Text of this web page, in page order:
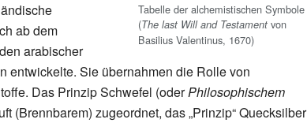
Tabelle der alchemistischen Symbole
(The last Will and Testament von
Basilius Valentinus, 1670)
ab dem
arabischer
entwickelte. Sie übernahmen die Rolle von
Das Prinzip Schwefel (oderPhilosophischem
(Brennbarem) zugeordnet, das „Prinzip“ Quecksilber